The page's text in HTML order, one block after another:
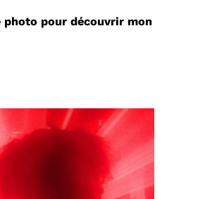
photo pour découvrir mon